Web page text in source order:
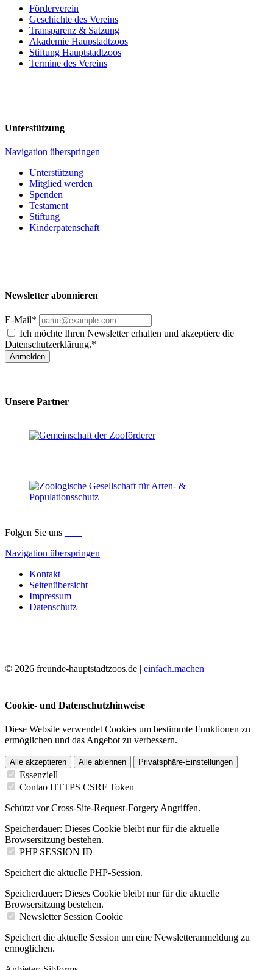
Förderverein
Geschichte des Vereins
Transparenz & Satzung
Akademie Haupstadtzoos
Stiftung Hauptstadtzoos
Termine des Vereins
Unterstützung
Navigation überspringen
Unterstützung
Mitglied werden
Spenden
Testament
Stiftung
Kinderpatenschaft
Newsletter abonnieren
E-Mail*
Ich möchte Ihren Newsletter erhalten und akzeptiere die
Datenschutzerklärung.*
Anmelden
Unsere Partner
Folgen Sie uns
Navigation überspringen
Kontakt
Seitenübersicht
Impressum
Datenschutz
© 2026 freunde-hauptstadtzoos.de | einfach.machen
Cookie- und Datenschutzhinweise
Diese Website verwendet Cookies um bestimmte Funktionen zu
ermöglichen und das Angebot zu verbessern.
Alle akzeptieren Alle ablehnen Privatsphäre-Einstellungen
Essenziell
Contao HTTPS CSRF Token
Schützt vor Cross-Site-Request-Forgery Angriffen.
Speicherdauer: Dieses Cookie bleibt nur für die aktuelle
Browsersitzung bestehen.
PHP SESSION ID
Speichert die aktuelle PHP-Session.
Speicherdauer: Dieses Cookie bleibt nur für die aktuelle
Browsersitzung bestehen.
Newsletter Session Cookie
Speichert die aktuelle Session um eine Newsletteranmeldung zu
ermöglichen.